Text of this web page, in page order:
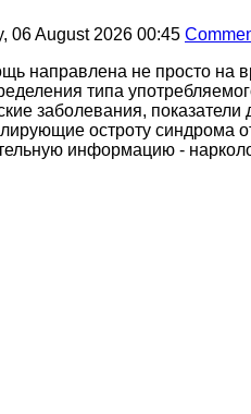
06 August 2026 00:45
направлена не просто на
типа
заболевания,
остроту синдрома
информацию -